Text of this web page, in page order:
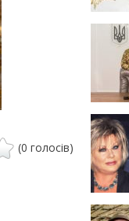
(0 голосів)